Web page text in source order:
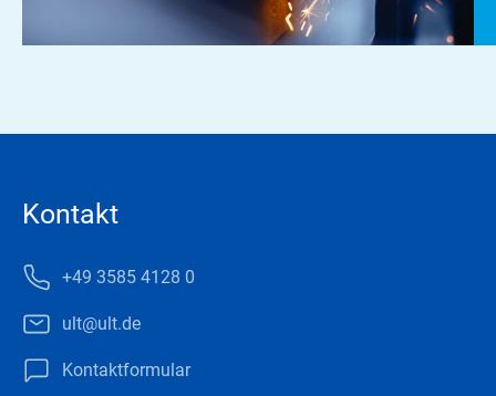
Kontakt
+49 3585 4128 0
ult@ult.de
Kontaktformular